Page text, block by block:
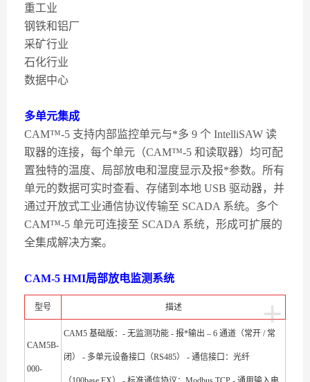
重工业
钢铁和铝厂
采矿行业
石化行业
数据中心
多单元集成
CAM™-5 支持内部监控单元与*多 9 个 IntelliSAW 读
取器的连接，每个单元（CAM™-5 和读取器）均可配
置独特的温度、局部放电和湿度显示及报*参数。所有
单元的数据可实时查看、存储到本地 USB 驱动器，并
通过开放式工业通信协议传输至 SCADA 系统。多个
CAM™-5 单元可连接至 SCADA 系统，形成可扩展的
全集成解决方案。
CAM-5 HMI局部放电监测系统
+
型号 描述
CAM5B-
000-
CAM5 基础版：- 无监测功能 - 报*输出 – 6 通道（常开 / 常
闭） - 多单元设备接口（RS485） - 通信接口：光纤